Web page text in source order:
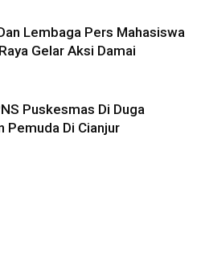
Lembaga Pers Mahasiswa
Gelar Aksi Damai
Puskesmas Di Duga
Pemuda Di Cianjur